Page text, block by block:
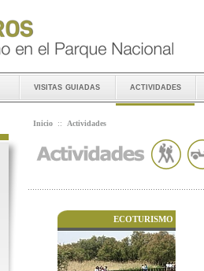
visitas guiadas actividades
Inicio :: Actividades
ECOTURISMO